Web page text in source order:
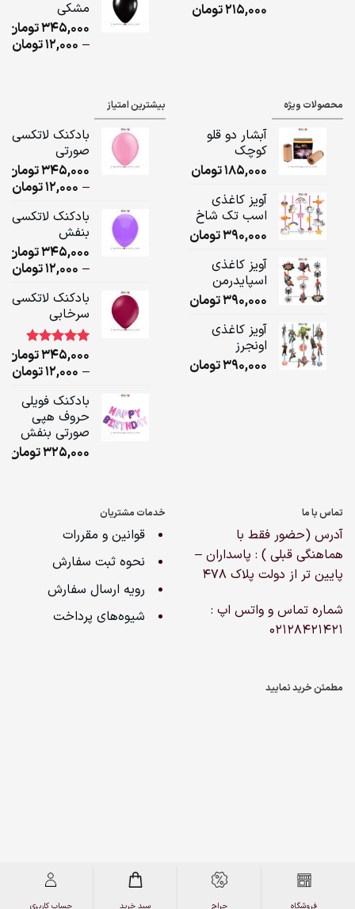
215,000تومان
مشکی
345,000تومان
–
12,000تومان
محصولات ویژه
آبشار دو قلو
کوچک
185,000تومان
آویز کاغذی
اسب تک شاخ
390,000تومان
آویز کاغذی
اسپایدرمن
390,000تومان
آویز کاغذی
اونجرز
390,000تومان
بیشترین امتیاز
بادکنک لاتکسی
صورتی
345,000تومان
–
12,000تومان
بادکنک لاتکسی
بنفش
345,000تومان
–
12,000تومان
بادکنک لاتکسی
سرخابی
امتیاز5.00
1
مشتری
345,000تومان
–
12,000تومان
بادکنک فویلی
حروف هپی
صورتی بنفش
325,000تومان
تماس با ما
آدرس (حضور فقط با
هماهنگی قبلی ) : پاسداران –
پایین تر از دولت پلاک ۴۷۸
شماره تماس و واتس اپ :
02128421421
خدمات مشتریان
قوانین و مقررات
نحوه ثبت سفارش
رویه ارسال سفارش
شیوه‌های پرداخت
مطمئن خرید نمایید
کپی‌رایت 2026 © کلیه حقوق برای نیوان هپی لند محفوظ است
فروشگاه حراج سبد خرید حساب کاربری